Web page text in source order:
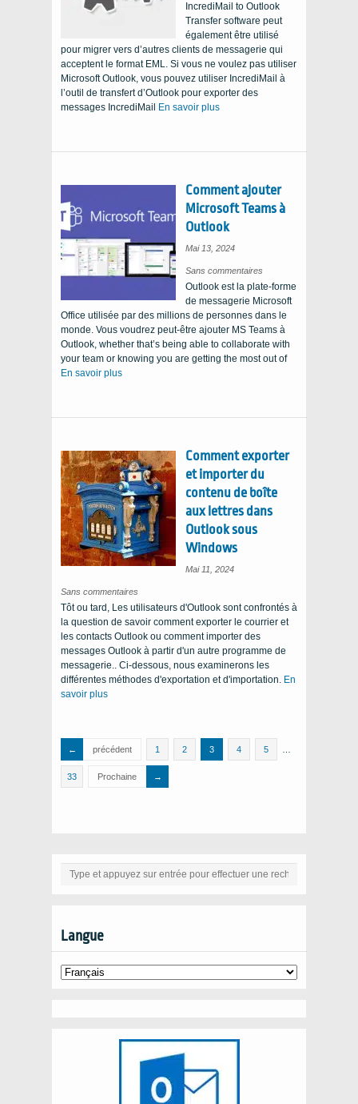
à
classique
IncrediMail to Outlook
Transfer software peut
également être utilisé
pour migrer vers d’autres clients de messagerie qui
acceptent le format EML. Si vous ne voulez pas utiliser
Microsoft Outlook, vous pouvez utiliser IncrediMail à
l’outil de transfert d’Outlook pour exporter des
messages IncrediMail
En savoir plus
Comment ajouter
Microsoft Teams à
Outlook
Mai 13, 2024
Sans commentaires
to
Microsoft
Teams
to
Outlook
Outlook est la plate-forme
de messagerie Microsoft
Office utilisée par des millions de personnes dans le
monde. Vous voudrez peut-être ajouter MS Teams à
Outlook, whether that’s being able to collaborate with
your team or knowing you are getting the most out of
En savoir plus
Comment exporter
et importer du
contenu de boîte
aux lettres dans
Outlook sous
Windows
Mai 11, 2024
Sans commentaires
et
boîte
aux
lettres
d'importer
du
contenu
dans
Outlook
Tôt ou tard, Les utilisateurs d'Outlook sont confrontés à
la question de savoir comment exporter le courrier et
les contacts Outlook ou comment importer des
messages Outlook à partir d'un autre programme de
messagerie.. Ci-dessous, nous examinerons les
différentes méthodes d'exportation et d'importation. En
savoir plus
précédent 1 2 3 4 5
33 Prochaine
Langue